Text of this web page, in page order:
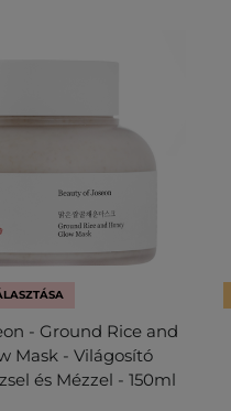
- Ground Rice and
Mask - Világosító
és Mézzel - 150ml